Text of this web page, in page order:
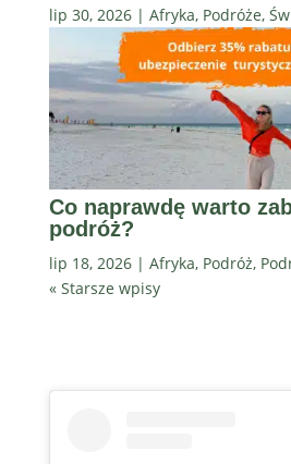
lip 30, 2026| Afryka, Podróże,
Co naprawdę warto
podróż?
lip 18, 2026| Afryka, Podróż,
« Starsze wpisy